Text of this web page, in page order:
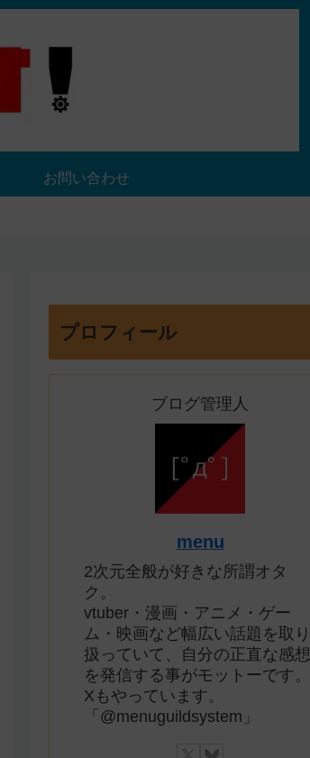
お問い合わせ
プロフィール
ブログ管理人
menu
2次元全般が好きな所謂オタ
ク。
vtuber・漫画・アニメ・ゲー
ム・映画など幅広い話題を取り
扱っていて、自分の正直な感想
を発信する事がモットーです。
Xもやっています。
「@menuguildsystem」